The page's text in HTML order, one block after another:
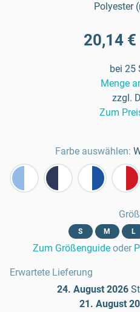
Polyester
20,14 €
bei 25
Menge
zzgl.
Zum
Farbe auswählen:
S M L
Zum Größenguide oder
Erwartete Lieferung
24. August 2026
21. August